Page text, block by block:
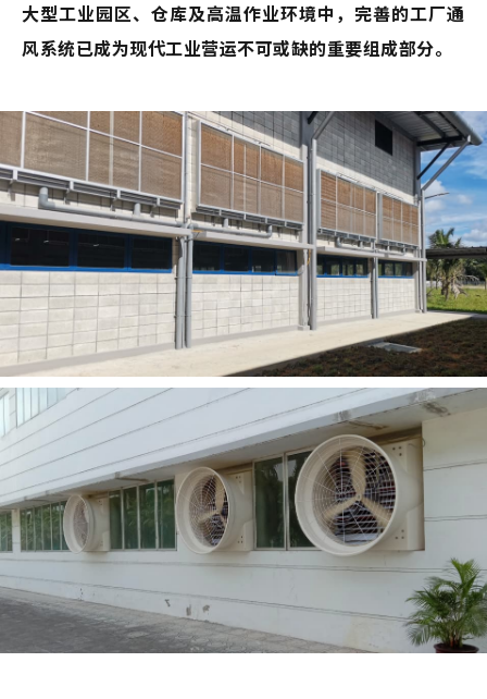
大型工业园区、仓库及高温作业环境中，完善的工厂通
风系统已成为现代工业营运不可或缺的重要组成部分。